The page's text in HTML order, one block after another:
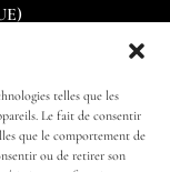
telles que les
Le fait de consentir
que le comportement de
ou de retirer son